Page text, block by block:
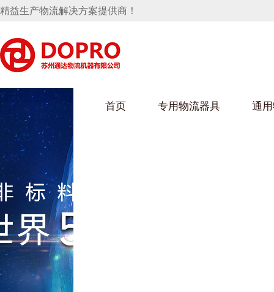
精益生产物流解决方案提供商！
首页 专用物流器具
葫芦娃下载最污架
盘 保险杠料架
冲压件料架
仪表盘料架
架
消声器料架
通
车
桶水箱支架
行业
行业